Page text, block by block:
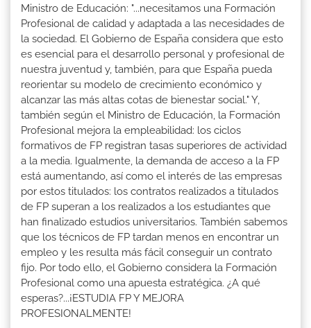
Ministro de Educación: "...necesitamos una Formación
Profesional de calidad y adaptada a las necesidades de
la sociedad. El Gobierno de España considera que esto
es esencial para el desarrollo personal y profesional de
nuestra juventud y, también, para que España pueda
reorientar su modelo de crecimiento económico y
alcanzar las más altas cotas de bienestar social." Y,
también según el Ministro de Educación, la Formación
Profesional mejora la empleabilidad: los ciclos
formativos de FP registran tasas superiores de actividad
a la media. Igualmente, la demanda de acceso a la FP
está aumentando, así como el interés de las empresas
por estos titulados: los contratos realizados a titulados
de FP superan a los realizados a los estudiantes que
han finalizado estudios universitarios. También sabemos
que los técnicos de FP tardan menos en encontrar un
empleo y les resulta más fácil conseguir un contrato
fijo. Por todo ello, el Gobierno considera la Formación
Profesional como una apuesta estratégica. ¿A qué
esperas?...¡ESTUDIA FP Y MEJORA
PROFESIONALMENTE!